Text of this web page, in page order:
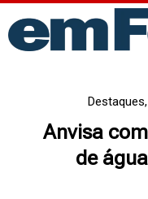
para
Destaques,
Anvisa
de